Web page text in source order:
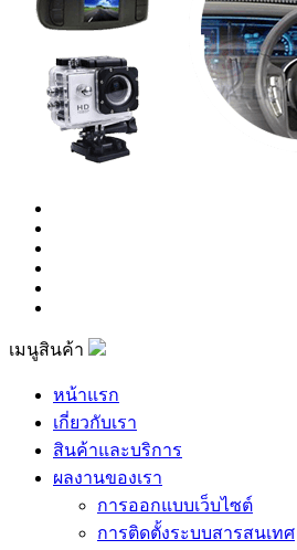
เมนูสินค้า
หน้าแรก
เกี่ยวกับเรา
สินค้าและบริการ
ผลงานของเรา
การออกแบบเว็บไซต์
การติดตั้งระบบสารสนเทศ